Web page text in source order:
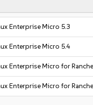
Enterprise Micro 5.3
Enterprise Micro 5.4
Enterprise Micro for
Enterprise Micro for